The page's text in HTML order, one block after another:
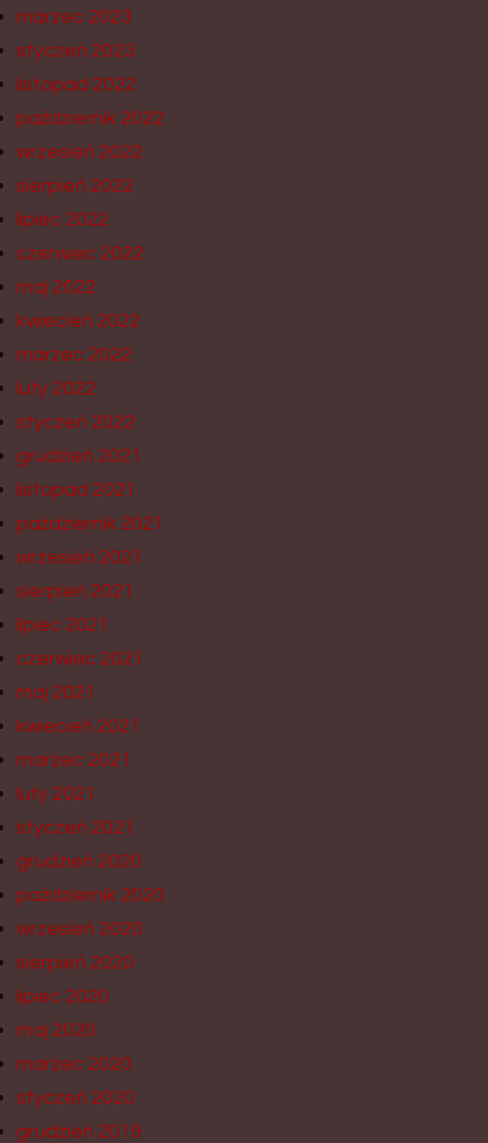
marzec 2023
styczeń 2023
listopad 2022
październik 2022
wrzesień 2022
sierpień 2022
lipiec 2022
czerwiec 2022
maj 2022
kwiecień 2022
marzec 2022
luty 2022
styczeń 2022
grudzień 2021
listopad 2021
październik 2021
wrzesień 2021
sierpień 2021
lipiec 2021
czerwiec 2021
maj 2021
kwiecień 2021
marzec 2021
luty 2021
styczeń 2021
grudzień 2020
październik 2020
wrzesień 2020
sierpień 2020
lipiec 2020
maj 2020
marzec 2020
styczeń 2020
grudzień 2019